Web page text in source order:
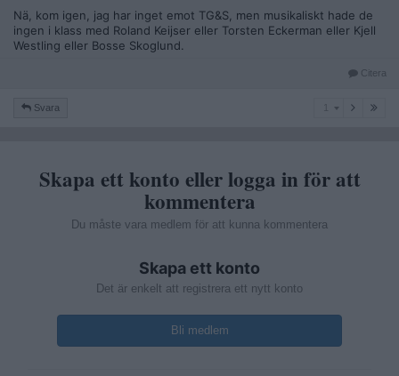
Nä, kom igen, jag har inget emot TG&S, men musikaliskt hade de
ingen i klass med Roland Keijser eller Torsten Eckerman eller Kjell
Westling eller Bosse Skoglund.
Citera
Svara
Skapa ett konto eller logga in för att
kommentera
Du måste vara medlem för att kunna kommentera
Skapa ett konto
Det är enkelt att registrera ett nytt konto
Bli medlem